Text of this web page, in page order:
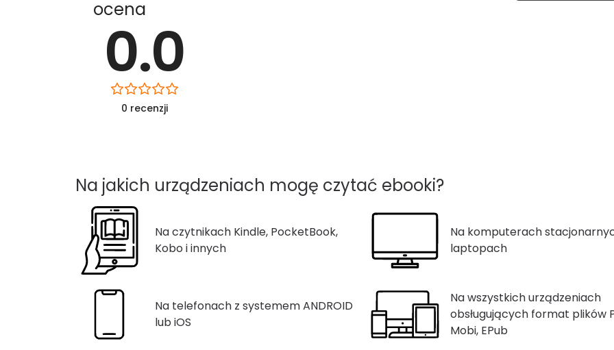
ocena
0.0
0 recenzji
Na jakich urządzeniach mogę czytać ebooki?
Na czytnikach Kindle, PocketBook,
Kobo i innych
Na komputerach
laptopach
Na telefonach z systemem ANDROID
lub iOS
Na wszystkich urządzeniach
obsługujących format plików
Mobi, EPub